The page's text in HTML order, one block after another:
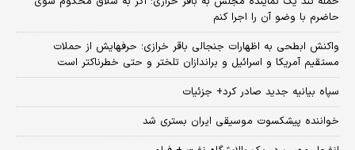
حاضرم با وضو آن را اجرا کنم
واکنش ابطحی به اظهارات جنجالی باقر خرازی؛ حرفهایش از حملات
مستقیم آمریکا و اسرائیل و براندازان تلختر و حتی خطرناکتر است
سپاه بیانیه جدید صادر کرد+ جزئیات
خواننده پیشکسوت موسیقی ایران بستری شد